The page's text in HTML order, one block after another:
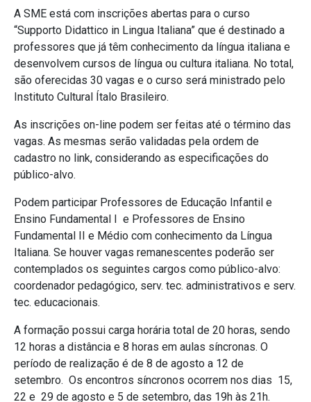
A SME está com inscrições abertas para o curso
“Supporto Didattico in Lingua Italiana” que é destinado a
professores que já têm conhecimento da língua italiana e
desenvolvem cursos de língua ou cultura italiana. No total,
são oferecidas 30 vagas e o curso será ministrado pelo
Instituto Cultural Ítalo Brasileiro.
As inscrições on-line podem ser feitas até o término das
vagas. As mesmas serão validadas pela ordem de
cadastro no link, considerando as especificações do
público-alvo.
Podem participar Professores de Educação Infantil e
Ensino Fundamental I e Professores de Ensino
Fundamental II e Médio com conhecimento da Língua
Italiana. Se houver vagas remanescentes poderão ser
contemplados os seguintes cargos como público-alvo:
coordenador pedagógico, serv. tec. administrativos e serv.
tec. educacionais.
A formação possui carga horária total de 20 horas, sendo
12 horas a distância e 8 horas em aulas síncronas. O
período de realização é de 8 de agosto a 12 de
setembro. Os encontros síncronos ocorrem nos dias 15,
22 e 29 de agosto e 5 de setembro, das 19h às 21h.